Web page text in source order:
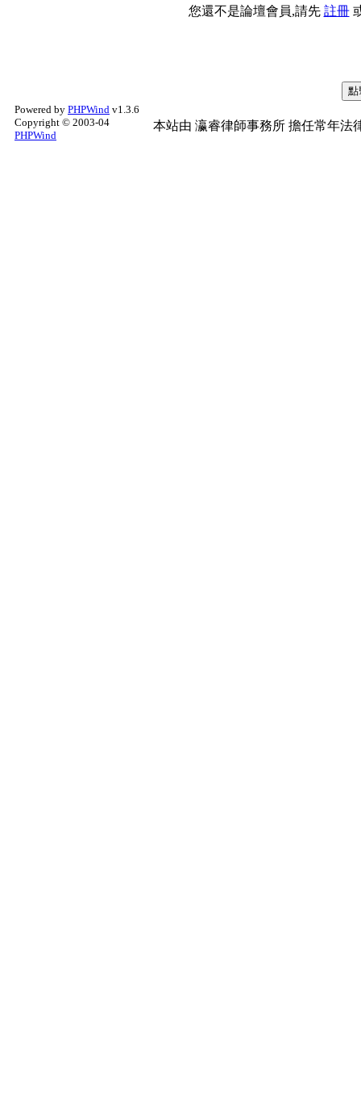
您還不是論壇會員,請先 註冊
Powered by PHPWind v1.3.6
Copyright © 2003-04
PHPWind
本站由 瀛睿律師事務所 擔任常年法